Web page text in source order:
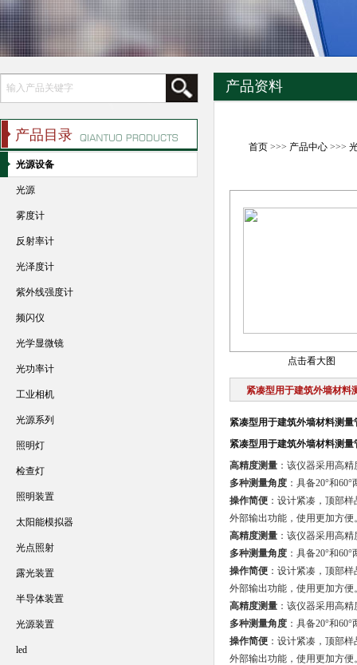
产品资料
首页>>> 产品中心>>>
点击看大图
紧凑型用于建筑外墙材料
紧凑型用于建筑外墙材料测量
紧凑型用于建筑外墙材料测量
高精度测量：该仪器采用高精
多种测量角度：具备20°和
操作简便：设计紧凑，顶部样
外部输出功能，使用更加方便
高精度测量：该仪器采用高精
多种测量角度：具备20°和
操作简便：设计紧凑，顶部样
外部输出功能，使用更加方便
高精度测量：该仪器采用高精
多种测量角度：具备20°和
操作简便：设计紧凑，顶部样
外部输出功能，使用更加方便
产品目录
光源设备
光源
雾度计
反射率计
光泽度计
紫外线强度计
频闪仪
光学显微镜
光功率计
工业相机
光源系列
照明灯
检查灯
照明装置
太阳能模拟器
光点照射
露光装置
半导体装置
光源装置
led